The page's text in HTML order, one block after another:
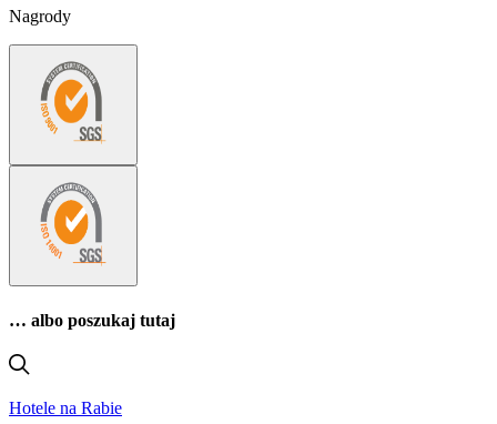
Nagrody
… albo poszukaj tutaj
Hotele na Rabie